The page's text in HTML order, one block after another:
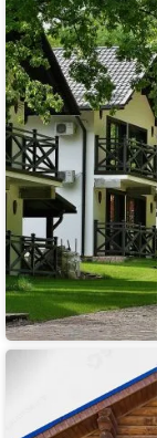
плато
База
ветров